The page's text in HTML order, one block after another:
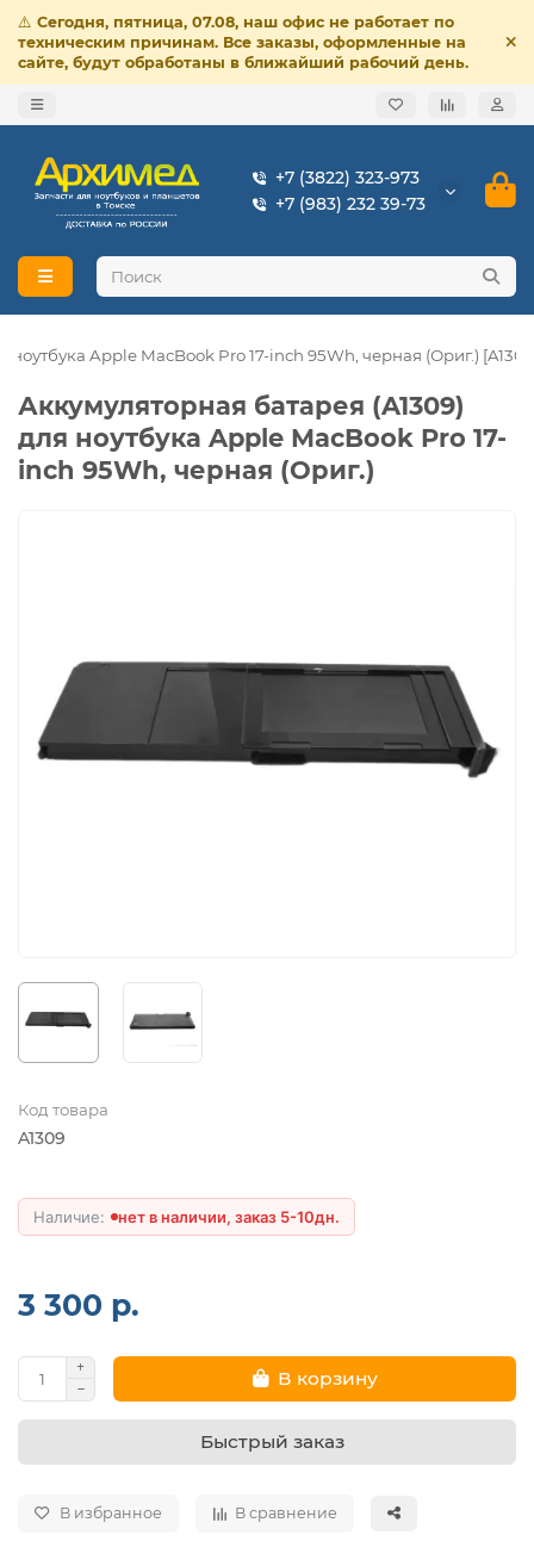
⚠️ Сегодня, пятница, 07.08, наш офис не работает по
техническим причинам. Все заказы, оформленные на
сайте, будут обработаны в ближайший рабочий день.
+7 (3822) 323-973
+7 (983) 232 39-73
ноутбука Apple MacBook Pro 17-inch 95Wh, черная (Ориг.)
Аккумуляторная батарея (A1309)
для ноутбука Apple MacBook Pro 17-
inch 95Wh, черная (Ориг.)
Код товара
A1309
нет в наличии, заказ 5-10дн.
3 300 р.
В корзину
Быстрый заказ
В избранное В сравнение